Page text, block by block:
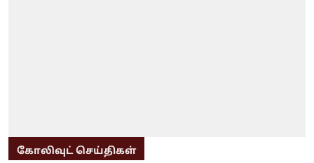
கோலிவுட் செய்திகள்